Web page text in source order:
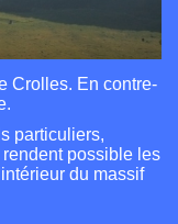
Crolles. En contre-
particuliers,
possible les
du massif